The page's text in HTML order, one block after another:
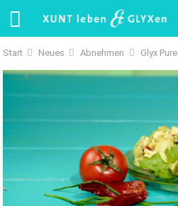
Start Neues Abnehmen Glyx Pure